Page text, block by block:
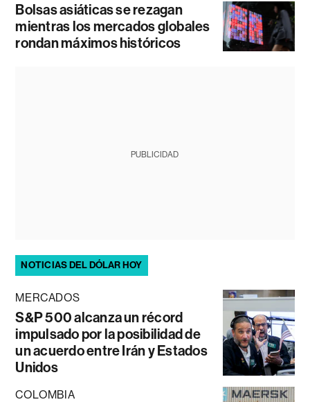
Bolsas asiáticas se rezagan
mientras los mercados globales
rondan máximos históricos
PUBLICIDAD
NOTICIAS DEL DÓLAR HOY
MERCADOS
S&P 500 alcanza un récord
impulsado por la posibilidad de
un acuerdo entre Irán y Estados
Unidos
COLOMBIA